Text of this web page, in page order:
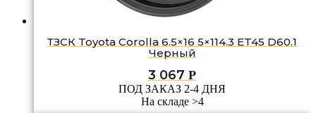
ТЗСК Toyota Corolla 6.5×16 5×114.3 ET45 D60.1
Черный
3 067 Р
ПОД ЗАКАЗ 2-4 ДНЯ
На складе >4